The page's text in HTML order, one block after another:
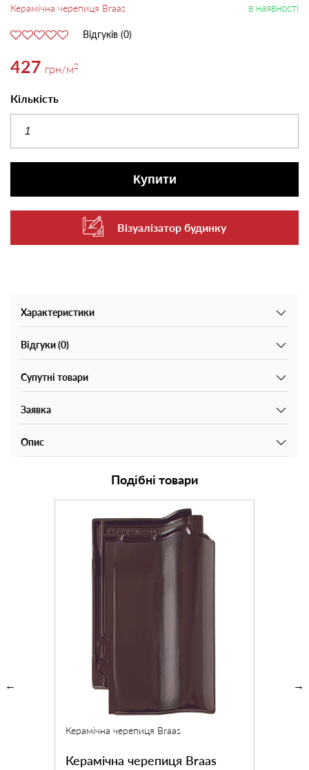
Керамічна черепиця Braas в наявності
Відгуків (0)
427 грн/м2
Кількість
Купити
Візуалізатор будинку
Характеристики
Відгуки (0)
Супутні товари
Заявка
Опис
Подібні товари
Керамічна черепиця Braas
Керамічна черепиця Braas